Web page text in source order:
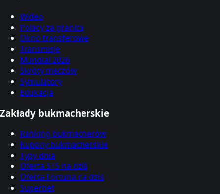
Wideo
Polacy za granicą
Okno transferowe
Transmisje
Mundial 2026
Skróty meczów
Symulatory
Edukacja
Zakłady bukmacherskie
Ranking bukmacherów
Kupony bukmacherskie
Typy dnia
Oferta STS na dziś
Oferta Fortuna na dziś
Superbet